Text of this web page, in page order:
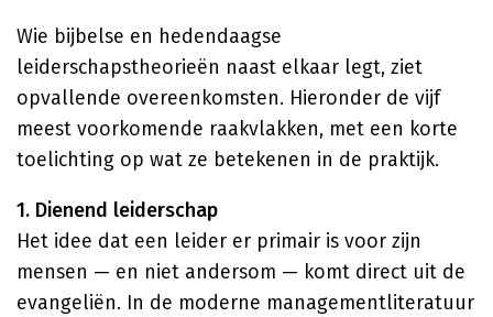
Wie bijbelse en hedendaagse
leiderschapstheorieën naast elkaar legt, ziet
opvallende overeenkomsten. Hieronder de vijf
meest voorkomende raakvlakken, met een korte
toelichting op wat ze betekenen in de praktijk.
1. Dienend leiderschap
Het idee dat een leider er primair is voor zijn
mensen — en niet andersom — komt direct uit de
evangeliën. In de moderne managementliteratuur